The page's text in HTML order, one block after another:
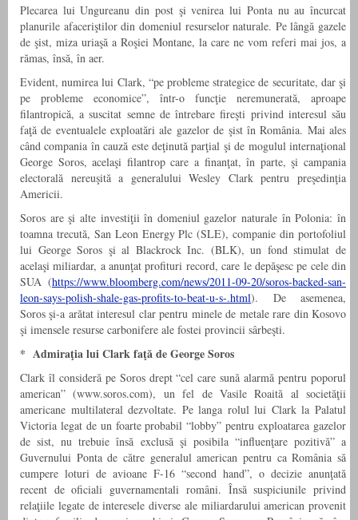
Plecarea lui Ungureanu din post şi venirea lui Ponta nu au încurcat
planurile afaceriştilor din domeniul resurselor naturale. Pe lângă gazele
de şist, miza uriaşă a Roşiei Montane, la care ne vom referi mai jos, a
rămas, însă, în aer.
Evident, numirea lui Clark, “pe probleme strategice de securitate, dar şi
pe probleme economice”, într-o funcţie neremunerată, aproape
filantropică, a suscitat semne de întrebare fireşti privind interesul său
faţă de eventualele exploatări ale gazelor de şist în România. Mai ales
când compania în cauză este deţinută parţial şi de mogulul internaţional
George Soros, acelaşi filantrop care a finanţat, în parte, şi campania
electorală nereuşită a generalului Wesley Clark pentru preşedinţia
Americii.
Soros are şi alte investiţii în domeniul gazelor naturale în Polonia: în
toamna trecută, San Leon Energy Plc (SLE), companie din portofoliul
lui George Soros şi al Blackrock Inc. (BLK), un fond stimulat de
acelaşi miliardar, a anunţat profituri record, care le depăşesc pe cele din
SUA (https://www.bloomberg.com/news/2011-09-20/soros-backed-san-
leon-says-polish-shale-gas-profits-to-beat-u-s-.html). De asemenea,
Soros şi-a arătat interesul clar pentru minele de metale rare din Kosovo
şi imensele resurse carbonifere ale fostei provincii sârbeşti.
* Admiraţia lui Clark faţă de George Soros
Clark îl consideră pe Soros drept “cel care sună alarmă pentru poporul
american” (www.soros.com), un fel de Vasile Roaită al societăţii
americane multilateral dezvoltate. Pe langa rolul lui Clark la Palatul
Victoria legat de un foarte probabil “lobby” pentru exploatarea gazelor
de sist, nu trebuie însă exclusă şi posibila “influenţare pozitivă” a
Guvernului Ponta de către generalul american pentru ca România să
cumpere loturi de avioane F-16 “second hand”, o decizie anunţată
recent de oficiali guvernamentali români. Însă suspiciunile privind
relaţiile legate de interesele diverse ale miliardarului american provenit